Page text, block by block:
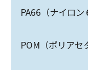
PA66（ナイロン
POM（ポリアセ